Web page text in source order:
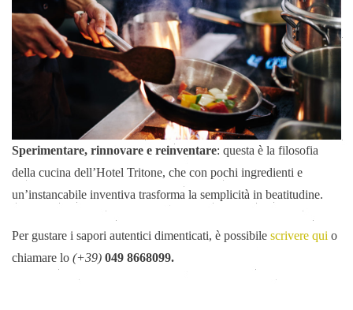
Sperimentare, rinnovare e reinventare: questa è la filosofia
della cucina dell’Hotel Tritone, che con pochi ingredienti e
un’instancabile inventiva trasforma la semplicità in beatitudine.
Per gustare i sapori autentici dimenticati, è possibile scrivere qui o
chiamare lo (+39) 049 8668099.